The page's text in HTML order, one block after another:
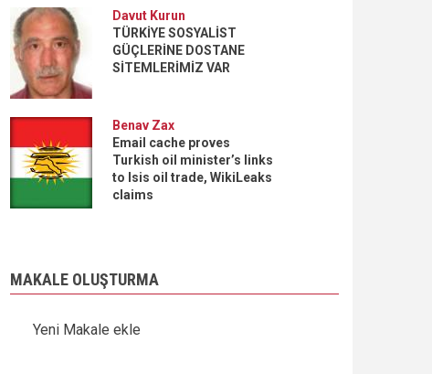
Davut Kurun
TÜRKİYE SOSYALİST
GÜÇLERİNE DOSTANE
SİTEMLERİMİZ VAR
Benav Zax
Email cache proves
Turkish oil minister’s links
to Isis oil trade, WikiLeaks
claims
MAKALE OLUŞTURMA
Yeni Makale ekle